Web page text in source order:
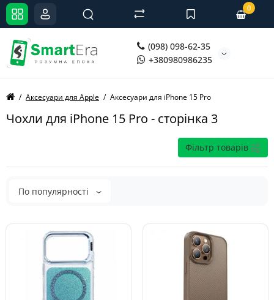
(098) 098-62-35
+380980986235
0
Аксесуари для Apple Аксесуари для iPhone 15 Pro
Чохли для iPhone 15 Pro - сторінка 3
Фільтр товарів
По популярності